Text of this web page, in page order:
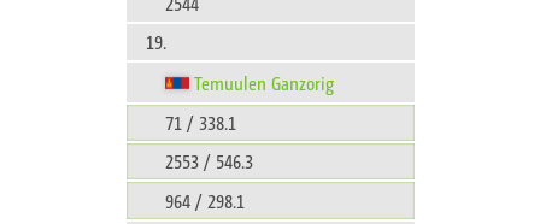
19.
Temuulen Ganzorig
71 / 338.1
2553 / 546.3
964 / 298.1